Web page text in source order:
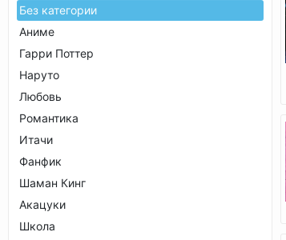
Без категории
Аниме
Гарри Поттер
Наруто
Любовь
Романтика
Итачи
Фанфик
Шаман Кинг
Акацуки
Школа